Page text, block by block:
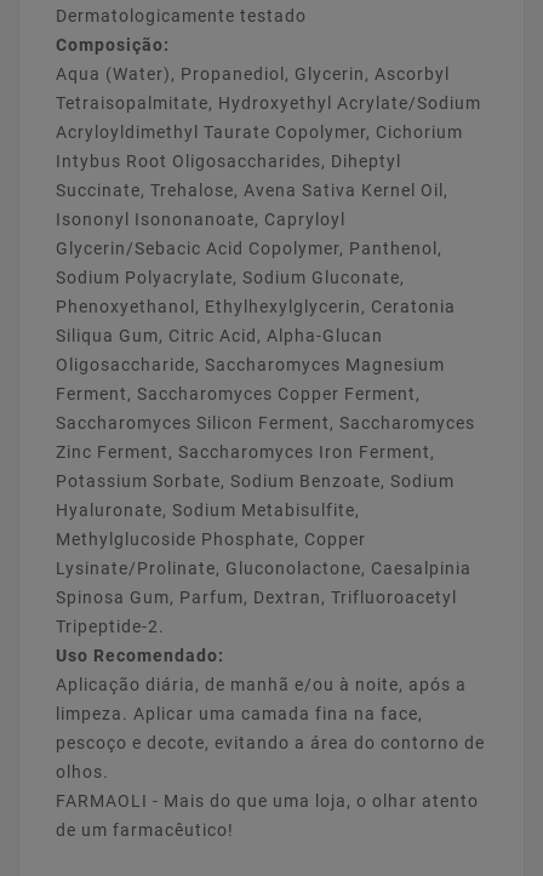
Dermatologicamente testado
Composição:
Aqua (Water), Propanediol, Glycerin, Ascorbyl
Tetraisopalmitate, Hydroxyethyl Acrylate/Sodium
Acryloyldimethyl Taurate Copolymer, Cichorium
Intybus Root Oligosaccharides, Diheptyl
Succinate, Trehalose, Avena Sativa Kernel Oil,
Isononyl Isononanoate, Capryloyl
Glycerin/Sebacic Acid Copolymer, Panthenol,
Sodium Polyacrylate, Sodium Gluconate,
Phenoxyethanol, Ethylhexylglycerin, Ceratonia
Siliqua Gum, Citric Acid, Alpha-Glucan
Oligosaccharide, Saccharomyces Magnesium
Ferment, Saccharomyces Copper Ferment,
Saccharomyces Silicon Ferment, Saccharomyces
Zinc Ferment, Saccharomyces Iron Ferment,
Potassium Sorbate, Sodium Benzoate, Sodium
Hyaluronate, Sodium Metabisulfite,
Methylglucoside Phosphate, Copper
Lysinate/Prolinate, Gluconolactone, Caesalpinia
Spinosa Gum, Parfum, Dextran, Trifluoroacetyl
Tripeptide-2.
Uso Recomendado:
Aplicação diária, de manhã e/ou à noite, após a
limpeza. Aplicar uma camada fina na face,
pescoço e decote, evitando a área do contorno de
olhos.
FARMAOLI - Mais do que uma loja, o olhar atento
de um farmacêutico!